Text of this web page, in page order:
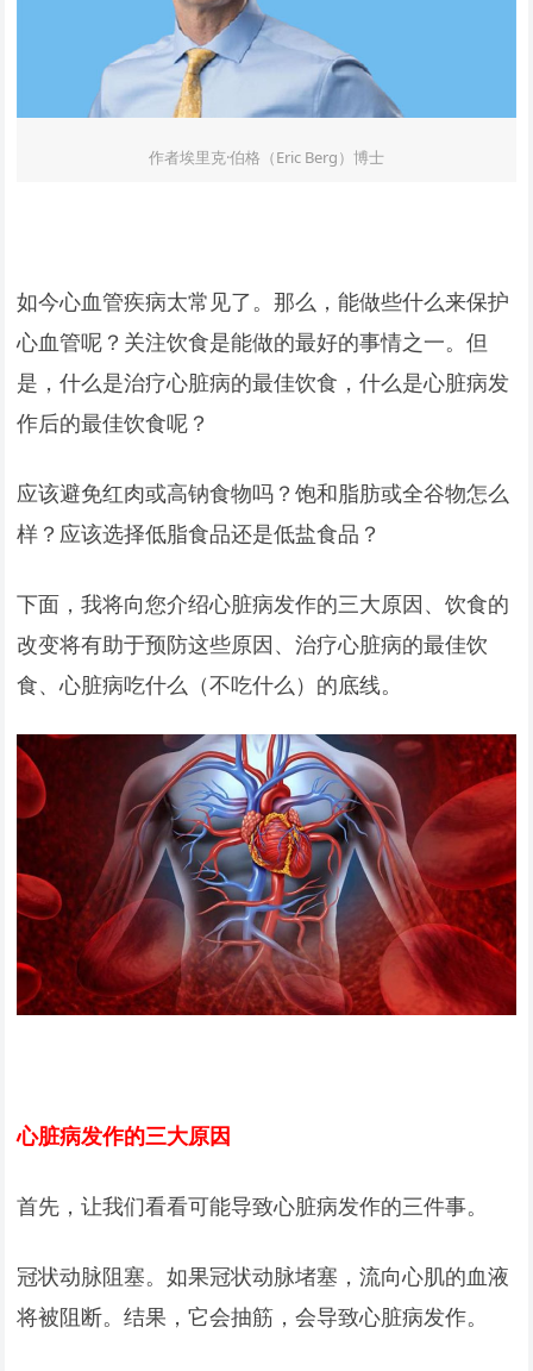
作者埃里克·伯格（Eric Berg）博士
如今心血管疾病太常见了。那么，能做些什么来保护
心血管呢？关注饮食是能做的最好的事情之一。但
是，什么是治疗心脏病的最佳饮食，什么是心脏病发
作后的最佳饮食呢？
应该避免红肉或高钠食物吗？饱和脂肪或全谷物怎么
样？应该选择低脂食品还是低盐食品？
下面，我将向您介绍心脏病发作的三大原因、饮食的
改变将有助于预防这些原因、治疗心脏病的最佳饮
食、心脏病吃什么（不吃什么）的底线。
心脏病发作的三大原因
首先，让我们看看可能导致心脏病发作的三件事。
冠状动脉阻塞。如果冠状动脉堵塞，流向心肌的血液
将被阻断。结果，它会抽筋，会导致心脏病发作。